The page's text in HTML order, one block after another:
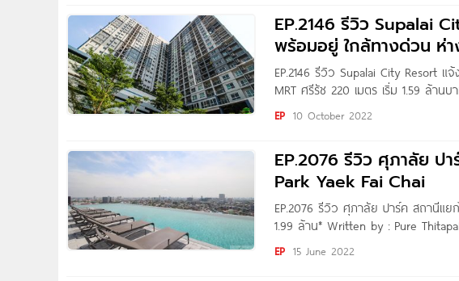
EP.2146 รีวิว Supalai
พร้อมอยู่ ใกล้ทางด่วน ห่า
EP.2146 รีวิว Supalai City Resort
MRT ศรีรัช 220 เมตร เริ่ม 1.59 ล้า
ชาว Homenayoo ทุกคนครับ วันนี้ผมพ
แจ้งวัฒนะ จาก Supalai ตั้งอยู่ติดถนน
EP 10 October 2022
EP.2076 รีวิว ศุภาลัย ป
Park Yaek Fai Chai
EP.2076 รีวิว ศุภาลัย ปาร์ค สถานีแย
1.99 ล้าน* Written by : Pure
ท่าน วันนี้ทีมงาน Homenayoo ขอพาไป
EP 15 June 2022